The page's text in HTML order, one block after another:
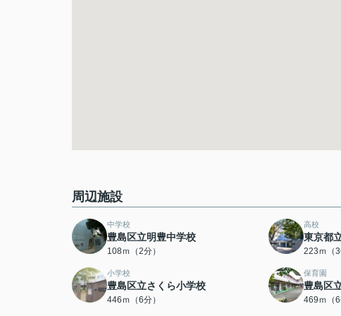
周辺施設
中学校
豊島区立明豊中学校
108ｍ（2分）
高校
東京都
223ｍ（3
小学校
豊島区立さくら小学校
446ｍ（6分）
保育園
豊島区
469ｍ（6